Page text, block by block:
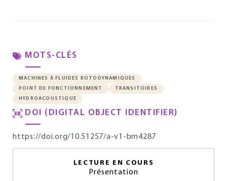
MOTS-CLÉS
MACHINES À FLUIDES ROTODYNAMIQUES
POINT DE FONCTIONNEMENT
TRANSITOIRES
HYDROACOUSTIQUE
DOI (DIGITAL OBJECT IDENTIFIER)
https://doi.org/10.51257/a-v1-bm4287
LECTURE EN COURS
Présentation